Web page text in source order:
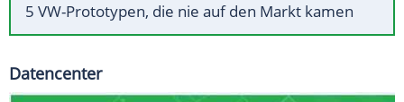
5 VW-Prototypen, die nie auf den Markt kamen
Datencenter